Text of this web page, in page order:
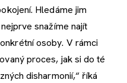
Hledáme jim
snažíme najít
osoby. V rámci
proces, jak si do té
disharmonií,“ říká